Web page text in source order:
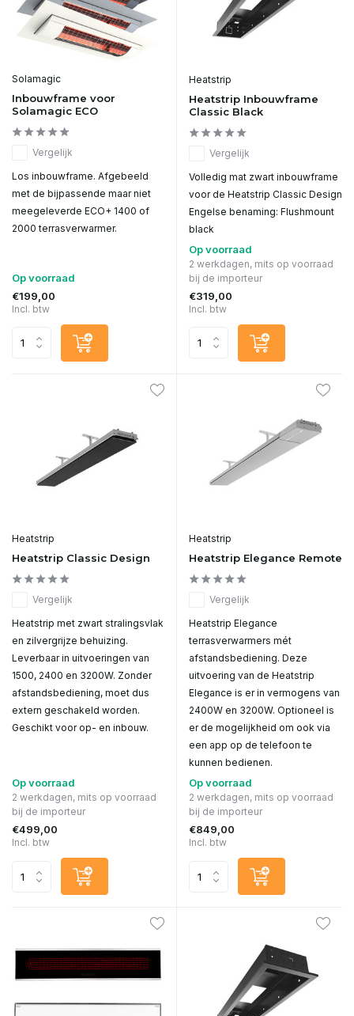
Solamagic
Inbouwframe voor
Solamagic ECO
Vergelijk
Los inbouwframe. Afgebeeld
met de bijpassende maar niet
meegeleverde ECO+ 1400 of
2000 terrasverwarmer.
Op voorraad
€199,00
Incl. btw
Heatstrip
Heatstrip Inbouwframe
Classic Black
Vergelijk
Volledig mat zwart inbouwframe
voor de Heatstrip Classic Design
Engelse benaming: Flushmount
black
Op voorraad
2 werkdagen, mits op voorraad
bij de importeur
€319,00
Incl. btw
Heatstrip
Heatstrip Classic Design
Vergelijk
Heatstrip met zwart stralingsvlak
en zilvergrijze behuizing.
Leverbaar in uitvoeringen van
1500, 2400 en 3200W. Zonder
afstandsbediening, moet dus
extern geschakeld worden.
Geschikt voor op- en inbouw.
Op voorraad
2 werkdagen, mits op voorraad
bij de importeur
€499,00
Incl. btw
Heatstrip
Heatstrip Elegance Remote
Vergelijk
Heatstrip Elegance
terrasverwarmers mét
afstandsbediening. Deze
uitvoering van de Heatstrip
Elegance is er in vermogens van
2400W en 3200W. Optioneel is
er de mogelijkheid om ook via
een app op de telefoon te
kunnen bedienen.
Op voorraad
2 werkdagen, mits op voorraad
bij de importeur
€849,00
Incl. btw